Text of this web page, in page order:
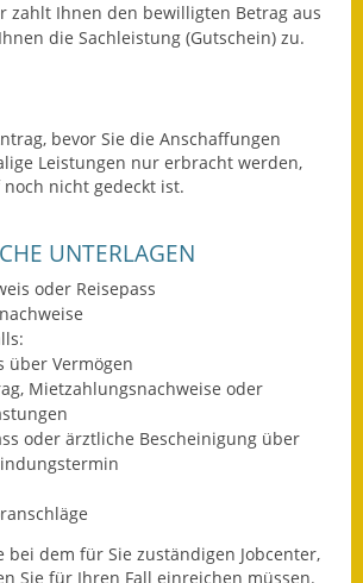
Grundsteuerreform
Wasserversorgung
Mitarbeiter
Ortsrecht
Wahlen
zahlt Ihnen den bewilligten Betrag aus
die Sachleistung (Gutschein) zu.
bevor Sie die Anschaffungen
Leistungen nur erbracht werden,
nicht gedeckt ist.
UNTERLAGEN
oder Reisepass
über Vermögen
Mietzahlungsnachweise oder
oder ärztliche Bescheinigung über
bei dem für Sie zuständigen Jobcenter,
Sie für Ihren Fall einreichen müssen.